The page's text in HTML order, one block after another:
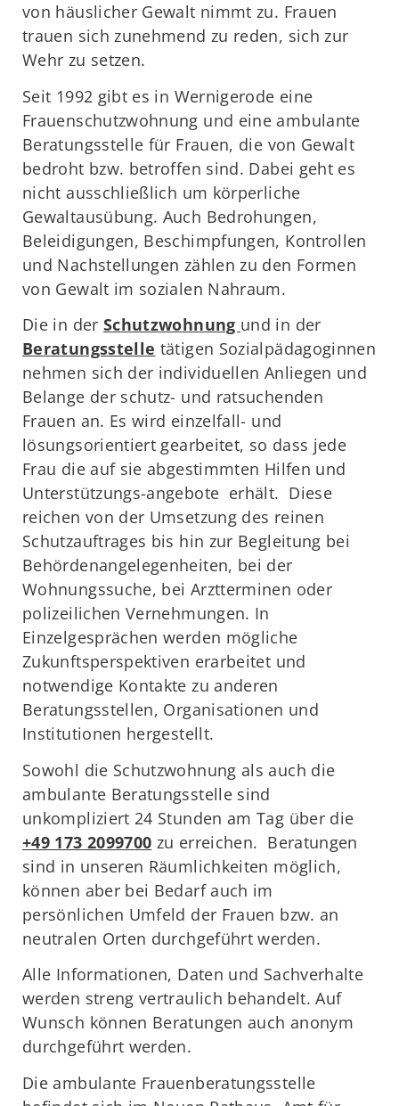
von häuslicher Gewalt nimmt zu. Frauen
trauen sich zunehmend zu reden, sich zur
Wehr zu setzen.
Seit 1992 gibt es in Wernigerode eine
Frauenschutzwohnung und eine ambulante
Beratungsstelle für Frauen, die von Gewalt
bedroht bzw. betroffen sind. Dabei geht es
nicht ausschließlich um körperliche
Gewaltausübung. Auch Bedrohungen,
Beleidigungen, Beschimpfungen, Kontrollen
und Nachstellungen zählen zu den Formen
von Gewalt im sozialen Nahraum.
Die in der Schutzwohnung und in der
Beratungsstelle tätigen Sozialpädagoginnen
nehmen sich der individuellen Anliegen und
Belange der schutz- und ratsuchenden
Frauen an. Es wird einzelfall- und
lösungsorientiert gearbeitet, so dass jede
Frau die auf sie abgestimmten Hilfen und
Unterstützungs-angebote erhält. Diese
reichen von der Umsetzung des reinen
Schutzauftrages bis hin zur Begleitung bei
Behördenangelegenheiten, bei der
Wohnungssuche, bei Arztterminen oder
polizeilichen Vernehmungen. In
Einzelgesprächen werden mögliche
Zukunftsperspektiven erarbeitet und
notwendige Kontakte zu anderen
Beratungsstellen, Organisationen und
Institutionen hergestellt.
Sowohl die Schutzwohnung als auch die
ambulante Beratungsstelle sind
unkompliziert 24 Stunden am Tag über die
+49 173 2099700 zu erreichen. Beratungen
sind in unseren Räumlichkeiten möglich,
können aber bei Bedarf auch im
persönlichen Umfeld der Frauen bzw. an
neutralen Orten durchgeführt werden.
Alle Informationen, Daten und Sachverhalte
werden streng vertraulich behandelt. Auf
Wunsch können Beratungen auch anonym
durchgeführt werden.
Die ambulante Frauenberatungsstelle